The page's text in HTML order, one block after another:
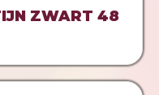
ZWART 48